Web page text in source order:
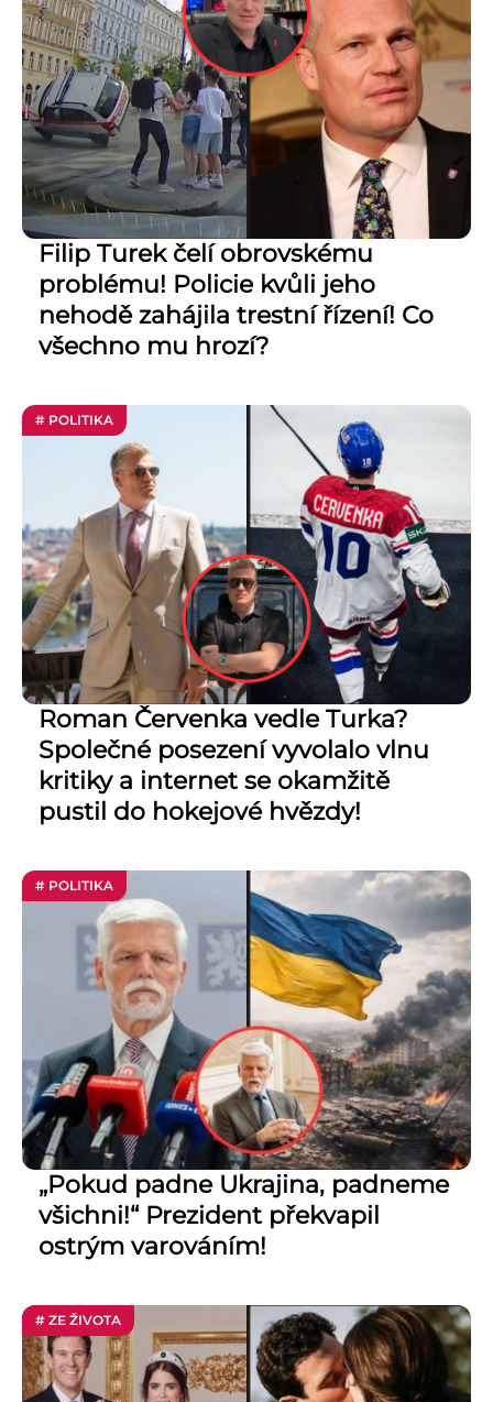
Filip Turek čelí obrovskému
problému! Policie kvůli jeho
nehodě zahájila trestní řízení! Co
všechno mu hrozí?
# POLITIKA
Roman Červenka vedle Turka?
Společné posezení vyvolalo vlnu
kritiky a internet se okamžitě
pustil do hokejové hvězdy!
# POLITIKA
„Pokud padne Ukrajina, padneme
všichni!“ Prezident překvapil
ostrým varováním!
# ZE ŽIVOTA